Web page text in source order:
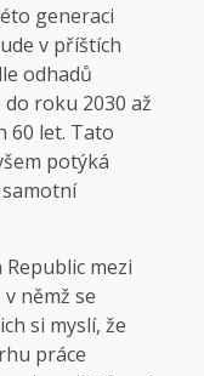
generaci
v příštích
odhadů
roku 2030 až
60 let. Tato
potýká
mezi
němž se
si myslí, že
práce